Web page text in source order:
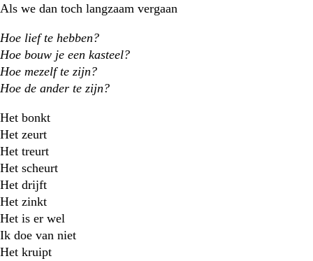
Als we dan toch langzaam vergaan
Hoe lief te hebben?
Hoe bouw je een kasteel?
Hoe mezelf te zijn?
Hoe de ander te zijn?
Het bonkt
Het zeurt
Het treurt
Het scheurt
Het drijft
Het zinkt
Het is er wel
Ik doe van niet
Het kruipt